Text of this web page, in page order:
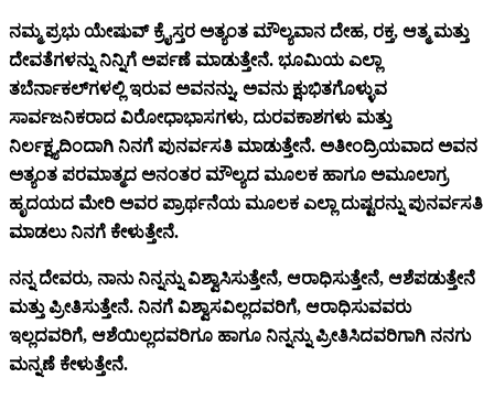
ನಮ್ಮ ಪ್ರಭು ಯೇಷುವ್ ಕ್ರೈಸ್ತರ ಅತ್ಯಂತ ಮೌಲ್ಯವಾನ ದೇಹ, ರಕ್ತ, ಆತ್ಮ ಮತ್ತು
ದೇವತೆಗಳನ್ನು ನಿನ್ನಿಗೆ ಅರ್ಪಣೆ ಮಾಡುತ್ತೇನೆ. ಭೂಮಿಯ ಎಲ್ಲಾ
ತಬೆರ್ನಾಕಲ್‌ಗಳಲ್ಲಿ ಇರುವ ಅವನನ್ನು, ಅವನು ಕ್ಷುಭಿತಗೊಳ್ಳುವ
ಸಾರ್ವಜನಿಕರಾದ ವಿರೋಧಾಭಾಸಗಳು, ದುರವಕಾಶಗಳು ಮತ್ತು
ನಿರ್ಲಕ್ಷ್ಯದಿಂದಾಗಿ ನಿನಗೆ ಪುನರ್ವಸತಿ ಮಾಡುತ್ತೇನೆ. ಅತೀಂದ್ರಿಯವಾದ ಅವನ
ಅತ್ಯಂತ ಪರಮಾತ್ಮದ ಅನಂತರ ಮೌಲ್ಯದ ಮೂಲಕ ಹಾಗೂ ಅಮೂಲಾಗ್ರ
ಹೃದಯದ ಮೇರಿ ಅವರ ಪ್ರಾರ್ಥನೆಯ ಮೂಲಕ ಎಲ್ಲಾ ದುಷ್ಟರನ್ನು ಪುನರ್ವಸತಿ
ಮಾಡಲು ನಿನಗೆ ಕೇಳುತ್ತೇನೆ.
ನನ್ನ ದೇವರು, ನಾನು ನಿನ್ನನ್ನು ವಿಶ್ವಾಸಿಸುತ್ತೇನೆ, ಆರಾಧಿಸುತ್ತೇನೆ, ಆಶೆಪಡುತ್ತೇನೆ
ಮತ್ತು ಪ್ರೀತಿಸುತ್ತೇನೆ. ನಿನಗೆ ವಿಶ್ವಾಸವಿಲ್ಲದವರಿಗೆ, ಆರಾಧಿಸುವವರು
ಇಲ್ಲದವರಿಗೆ, ಆಶೆಯಿಲ್ಲದವರಿಗೂ ಹಾಗೂ ನಿನ್ನನ್ನು ಪ್ರೀತಿಸಿದವರಿಗಾಗಿ ನನಗು
ಮನ್ನಣೆ ಕೇಳುತ್ತೇನೆ.